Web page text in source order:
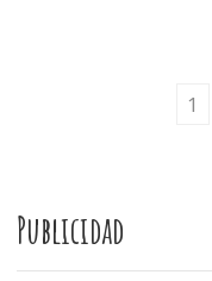
1
Publicidad